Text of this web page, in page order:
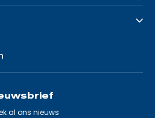
al ons nieuws